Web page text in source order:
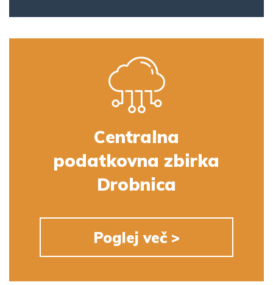
Centralna
podatkovna zbirka
Drobnica
Poglej več >